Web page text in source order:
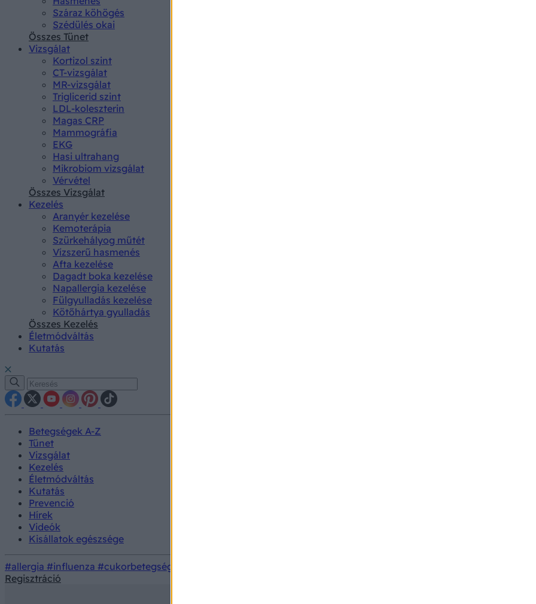
Száraz köhögés
Szédülés okai
Összes Tünet
Vizsgálat
Kortizol szint
CT-vizsgálat
MR-vizsgálat
Triglicerid szint
LDL-koleszterin
Magas CRP
Mammográfia
EKG
Hasi ultrahang
Mikrobiom vizsgálat
Vérvétel
Összes Vizsgálat
Kezelés
Aranyér kezelése
Kemoterápia
Szürkehályog műtét
Vízszerű hasmenés
Afta kezelése
Dagadt boka kezelése
Napallergia kezelése
Fülgyulladás kezelése
Kötőhártya gyulladás
Összes Kezelés
Életmódváltás
Kutatás
Betegségek A-Z
Tünet
Vizsgálat
Kezelés
Életmódváltás
Kutatás
Prevenció
Hírek
Videók
Kisállatok egészsége
#allergia #influenza #cukorbetegség
Regisztráció